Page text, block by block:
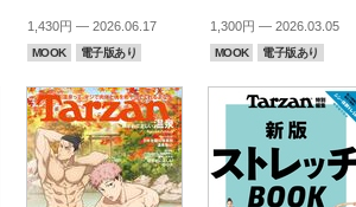
1,430円 — 2026.06.17
MOOK 電子版あり
1,300円 — 2026.03.05
MOOK 電子版あり